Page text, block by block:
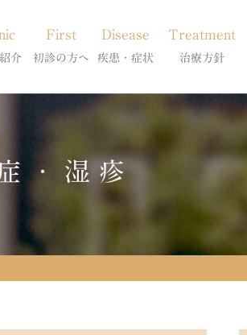
介
First
初診の方へ
診の方へ
Disease
疾患・症状
アトピー・アレルギー
膿皮症・脂漏症
脱毛症・アロペシアX
アポキルが効かない皮膚病
Treatment
治療方針
体質改善・食事療法
柴犬の
シーズ
フレ
トイプ
・湿疹